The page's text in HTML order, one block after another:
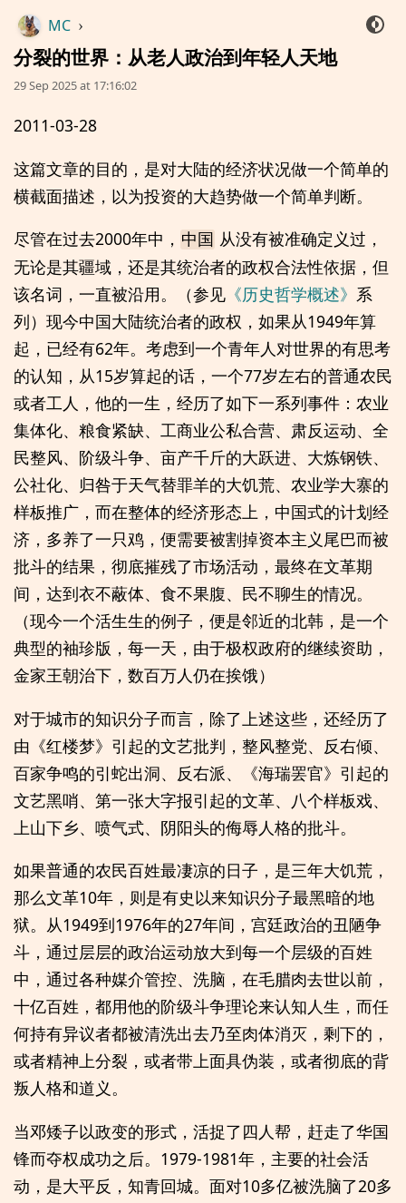
MC ›
分裂的世界：从老人政治到年轻人天地
29 Sep 2025 at 17:16:02
2011-03-28
这篇文章的目的，是对大陆的经济状况做一个简单的
横截面描述，以为投资的大趋势做一个简单判断。
尽管在过去2000年中， 中国 从没有被准确定义过，
无论是其疆域，还是其统治者的政权合法性依据，但
该名词，一直被沿用。（参见 《历史哲学概述》 系
列）现今中国大陆统治者的政权，如果从1949年算
起，已经有62年。考虑到一个青年人对世界的有思考
的认知，从15岁算起的话，一个77岁左右的普通农民
或者工人，他的一生，经历了如下一系列事件：农业
集体化、粮食紧缺、工商业公私合营、肃反运动、全
民整风、阶级斗争、亩产千斤的大跃进、大炼钢铁、
公社化、归咎于天气替罪羊的大饥荒、农业学大寨的
样板推广，而在整体的经济形态上，中国式的计划经
济，多养了一只鸡，便需要被割掉资本主义尾巴而被
批斗的结果，彻底摧残了市场活动，最终在文革期
间，达到衣不蔽体、食不果腹、民不聊生的情况。
（现今一个活生生的例子，便是邻近的北韩，是一个
典型的袖珍版，每一天，由于极权政府的继续资助，
金家王朝治下，数百万人仍在挨饿）
对于城市的知识分子而言，除了上述这些，还经历了
由《红楼梦》引起的文艺批判，整风整党、反右倾、
百家争鸣的引蛇出洞、反右派、《海瑞罢官》引起的
文艺黑哨、第一张大字报引起的文革、八个样板戏、
上山下乡、喷气式、阴阳头的侮辱人格的批斗。
如果普通的农民百姓最凄凉的日子，是三年大饥荒，
那么文革10年，则是有史以来知识分子最黑暗的地
狱。从1949到1976年的27年间，宫廷政治的丑陋争
斗，通过层层的政治运动放大到每一个层级的百姓
中，通过各种媒介管控、洗脑，在毛腊肉去世以前，
十亿百姓，都用他的阶级斗争理论来认知人生，而任
何持有异议者都被清洗出去乃至肉体消灭，剩下的，
或者精神上分裂，或者带上面具伪装，或者彻底的背
叛人格和道义。
当邓矮子以政变的形式，活捉了四人帮，赶走了华国
锋而夺权成功之后。1979-1981年，主要的社会活
动，是大平反，知青回城。面对10多亿被洗脑了20多